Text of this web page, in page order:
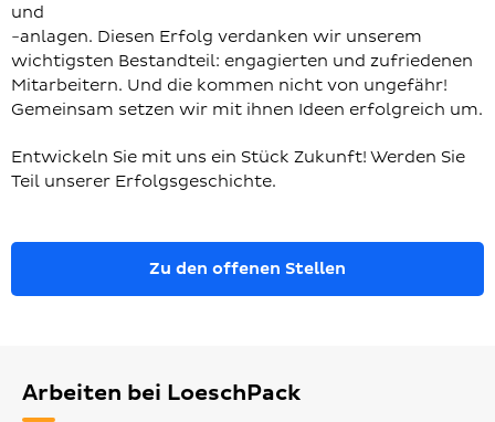
und
-anlagen. Diesen Erfolg verdanken wir unserem
wichtigsten Bestandteil: engagierten und zufriedenen
Mitarbeitern. Und die kommen nicht von ungefähr!
Gemeinsam setzen wir mit ihnen Ideen erfolgreich um.
Entwickeln Sie mit uns ein Stück Zukunft! Werden Sie
Teil unserer Erfolgsgeschichte.
Zu den offenen Stellen
Arbeiten bei LoeschPack